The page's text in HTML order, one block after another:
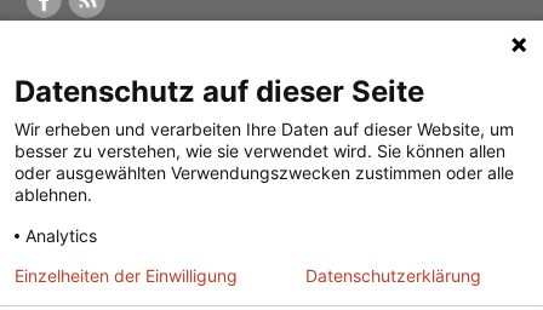
Was ist der Merkur?
Herausgeber /
Redaktion
Verlag
Alle Abos im Überblick
Print-Abo
Digital-Abo
Abo kündigen
Impressum
Datenschutz
Mediadaten
Datenschutz auf dieser Seite
Wir erheben und verarbeiten Ihre Daten auf dieser Website, um
besser zu verstehen, wie sie verwendet wird. Sie können allen
oder ausgewählten Verwendungszwecken zustimmen oder alle
ablehnen.
Analytics
Einzelheiten der Einwilligung
Datenschutzerklärung